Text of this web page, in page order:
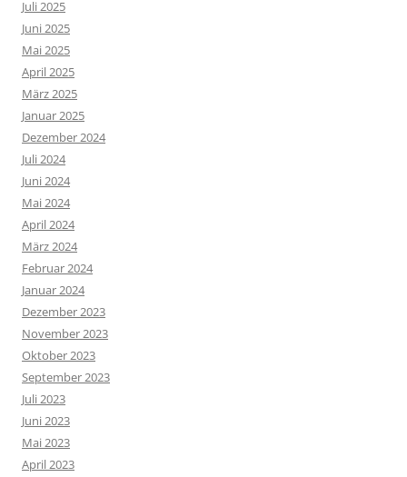
Juli 2025
Juni 2025
Mai 2025
April 2025
März 2025
Januar 2025
Dezember 2024
Juli 2024
Juni 2024
Mai 2024
April 2024
März 2024
Februar 2024
Januar 2024
Dezember 2023
November 2023
Oktober 2023
September 2023
Juli 2023
Juni 2023
Mai 2023
April 2023